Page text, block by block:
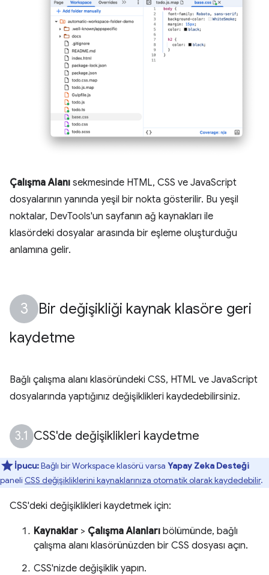
Çalışma Alanı sekmesinde HTML, CSS ve JavaScript
dosyalarının yanında yeşil bir nokta gösterilir. Bu yeşil
noktalar, DevTools'un sayfanın ağ kaynakları ile
klasördeki dosyalar arasında bir eşleme oluşturduğu
anlamına gelir.
Bir değişikliği kaynak klasöre geri
kaydetme
Bağlı çalışma alanı klasöründeki CSS, HTML ve JavaScript
dosyalarında yaptığınız değişiklikleri kaydedebilirsiniz.
CSS'de değişiklikleri kaydetme
İpucu:Bağlı bir Workspace klasörü varsa Yapay Zeka Desteği
paneli CSS değişikliklerini kaynaklarınıza otomatik olarak kaydedebilir.
CSS'deki değişiklikleri kaydetmek için:
Kaynaklar > Çalışma Alanları bölümünde, bağlı
çalışma alanı klasörünüzden bir CSS dosyası açın.
CSS'nizde değişiklik yapın.